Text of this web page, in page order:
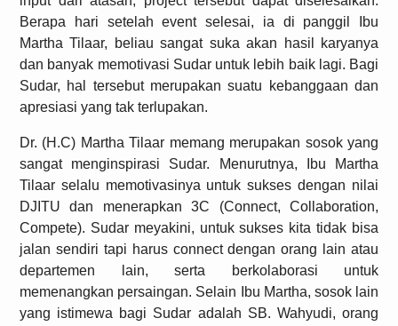
Berapa hari setelah event selesai, ia di panggil Ibu
Martha Tilaar, beliau sangat suka akan hasil karyanya
dan banyak memotivasi Sudar untuk lebih baik lagi. Bagi
Sudar, hal tersebut merupakan suatu kebanggaan dan
apresiasi yang tak terlupakan.
Dr. (H.C) Martha Tilaar memang merupakan sosok yang
sangat menginspirasi Sudar. Menurutnya, Ibu Martha
Tilaar selalu memotivasinya untuk sukses dengan nilai
DJITU dan menerapkan 3C (Connect, Collaboration,
Compete). Sudar meyakini, untuk sukses kita tidak bisa
jalan sendiri tapi harus connect dengan orang lain atau
departemen lain, serta berkolaborasi untuk
memenangkan persaingan. Selain Ibu Martha, sosok lain
yang istimewa bagi Sudar adalah SB. Wahyudi, orang